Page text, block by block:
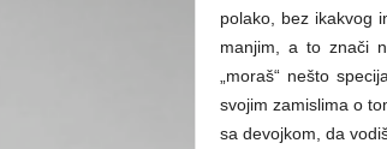
polako, bez ikakvog
manjim, a to znači
„moraš“ nešto
svojim zamislima o
sa devojkom, da